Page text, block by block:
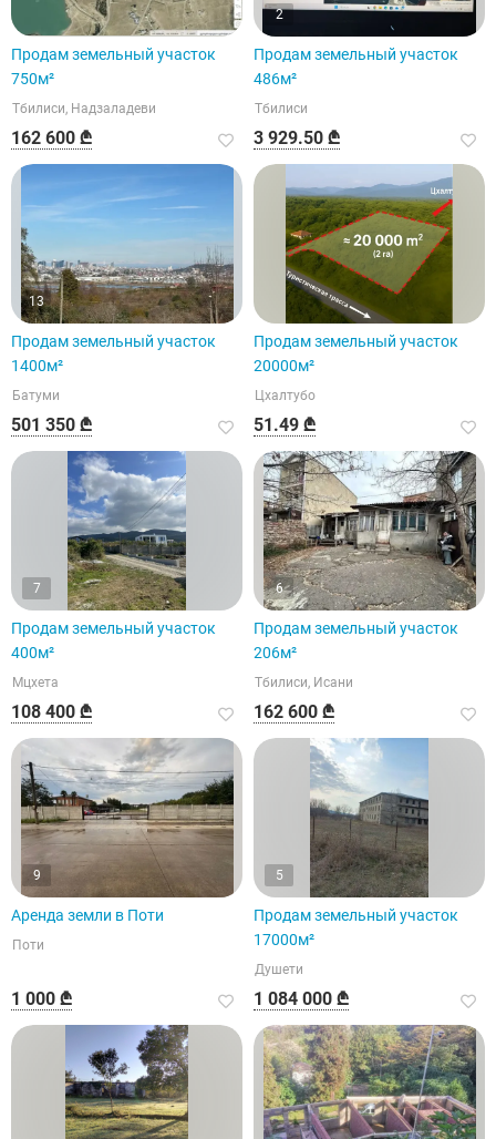
Продам земельный участок
750м²
Тбилиси, Надзаладеви
162 600 ₾
2
Продам земельный участок
486м²
Тбилиси
3 929.50 ₾
13
Продам земельный участок
1400м²
Батуми
501 350 ₾
Продам земельный участок
20000м²
Цхалтубо
51.49 ₾
7
Продам земельный участок
400м²
Мцхета
108 400 ₾
6
Продам земельный участок
206м²
Тбилиси, Исани
162 600 ₾
9
Аренда земли в Поти
Поти
1 000 ₾
5
Продам земельный участок
17000м²
Душети
1 084 000 ₾